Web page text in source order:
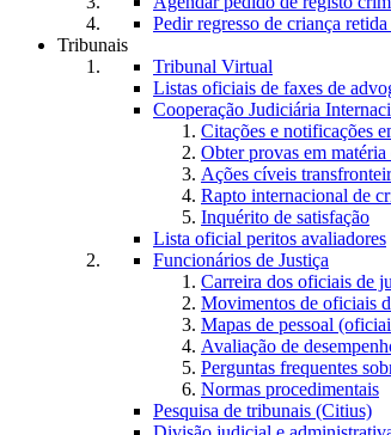
Pedir regresso de criança
Tribunais
Tribunal Virtual
Listas oficiais de faxes de
Cooperação Judiciária
Citações e notificações
Obter provas em
Ações cíveis
Rapto internacional de
Inquérito de satisfação
Lista oficial peritos avaliadores
Funcionários de Justiça
Carreira dos oficiais de
Movimentos de oficiais
Mapas de pessoal
Avaliação de
Perguntas frequentes
Normas procedimentais
Pesquisa de tribunais (Citius)